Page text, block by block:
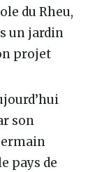
du Rheu,
un jardin
projet
son
pays de